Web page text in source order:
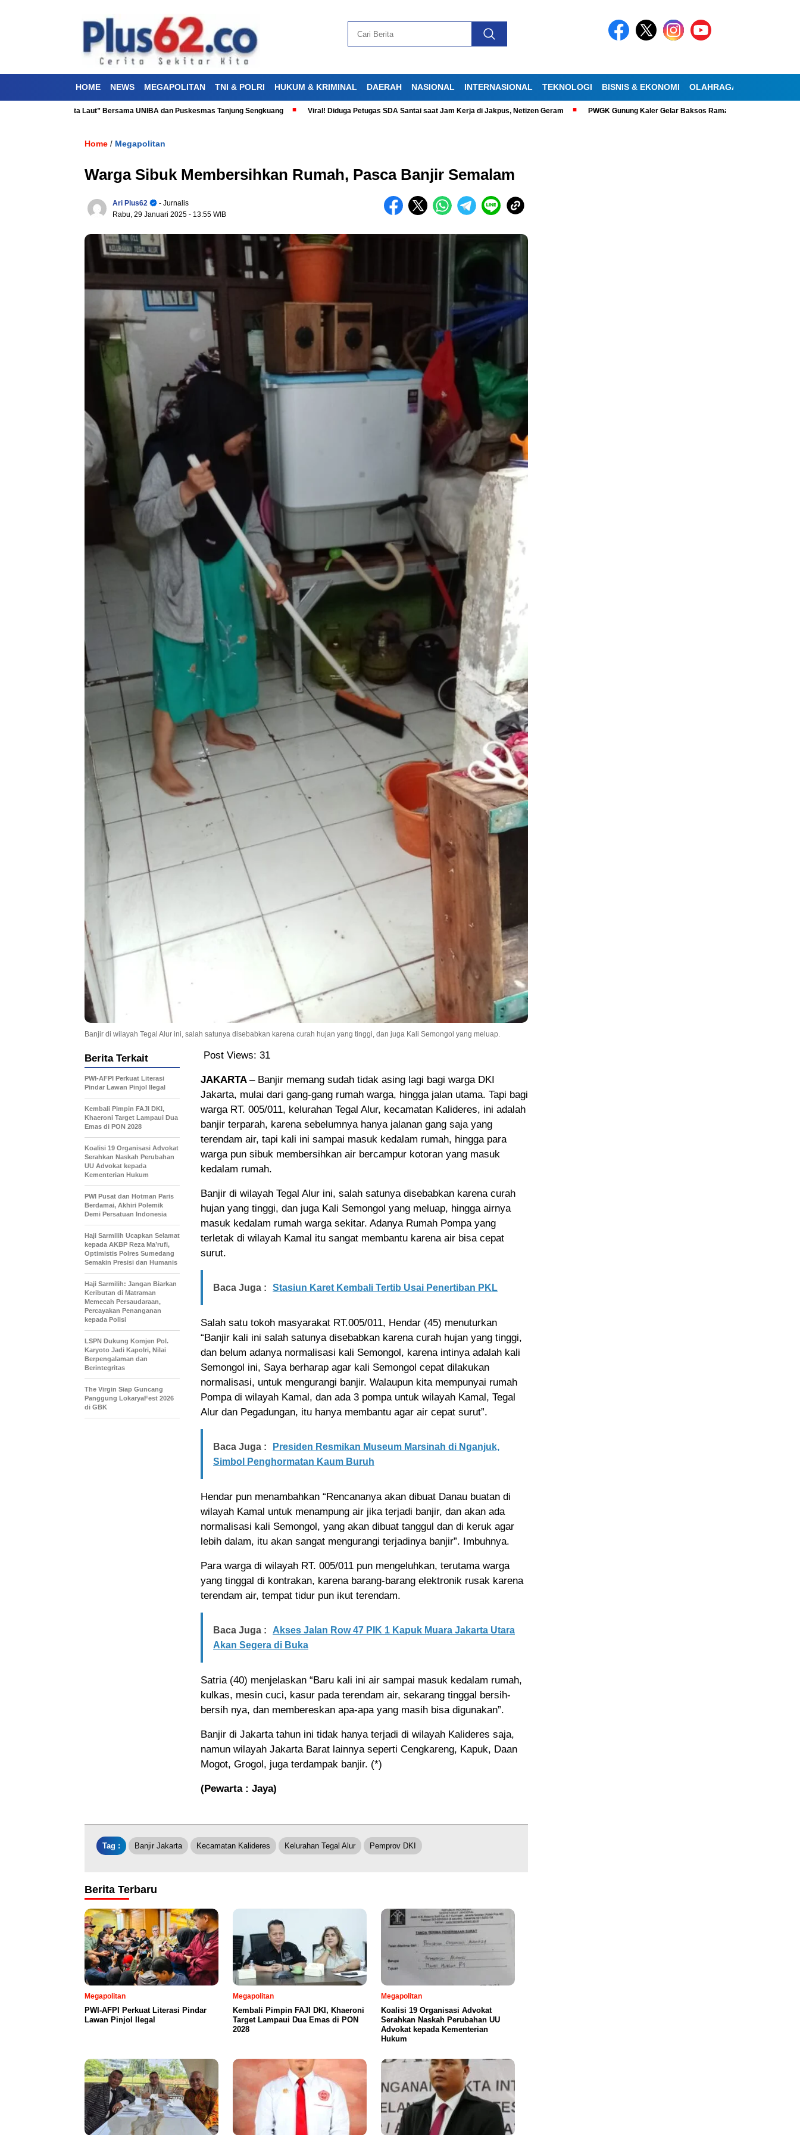
HOME NEWS MEGAPOLITAN TNI & POLRI HUKUM & KRIMINAL DAERAH NASIONAL INTERNASIONAL TEKNOLOGI BISNIS & EKONOMI OLAHRAGA
Cinta Laut” Bersama UNIBA dan Puskesmas Tanjung Sengkuang Viral! Diduga Petugas SDA Santai saat Jam Kerja di Jakpus, Netizen Geram PWGK Gunung Kaler Gelar Baksos Ramadan, Bantu Lansia Tunanetra di
Home / Megapolitan
Warga Sibuk Membersihkan Rumah, Pasca Banjir Semalam
Ari Plus62
- Jurnalis
Rabu, 29 Januari 2025 - 13:55 WIB
Banjir di wilayah Tegal Alur ini, salah satunya disebabkan karena curah hujan yang tinggi, dan juga Kali Semongol yang meluap.
Post Views: 31
JAKARTA – Banjir memang sudah tidak asing lagi bagi warga DKI
Jakarta, mulai dari gang-gang rumah warga, hingga jalan utama. Tapi bagi
warga RT. 005/011, kelurahan Tegal Alur, kecamatan Kalideres, ini adalah
banjir terparah, karena sebelumnya hanya jalanan gang saja yang
terendam air, tapi kali ini sampai masuk kedalam rumah, hingga para
warga pun sibuk membersihkan air bercampur kotoran yang masuk
kedalam rumah.
Banjir di wilayah Tegal Alur ini, salah satunya disebabkan karena curah
hujan yang tinggi, dan juga Kali Semongol yang meluap, hingga airnya
masuk kedalam rumah warga sekitar. Adanya Rumah Pompa yang
terletak di wilayah Kamal itu sangat membantu karena air bisa cepat
surut.
Baca Juga : Stasiun Karet Kembali Tertib Usai Penertiban PKL
Salah satu tokoh masyarakat RT.005/011, Hendar (45) menuturkan
“Banjir kali ini salah satunya disebabkan karena curah hujan yang tinggi,
dan belum adanya normalisasi kali Semongol, karena intinya adalah kali
Semongol ini, Saya berharap agar kali Semongol cepat dilakukan
normalisasi, untuk mengurangi banjir. Walaupun kita mempunyai rumah
Pompa di wilayah Kamal, dan ada 3 pompa untuk wilayah Kamal, Tegal
Alur dan Pegadungan, itu hanya membantu agar air cepat surut”.
Baca Juga :
Presiden Resmikan Museum Marsinah di Nganjuk,
Simbol Penghormatan Kaum Buruh
Hendar pun menambahkan “Rencananya akan dibuat Danau buatan di
wilayah Kamal untuk menampung air jika terjadi banjir, dan akan ada
normalisasi kali Semongol, yang akan dibuat tanggul dan di keruk agar
lebih dalam, itu akan sangat mengurangi terjadinya banjir”. Imbuhnya.
Para warga di wilayah RT. 005/011 pun mengeluhkan, terutama warga
yang tinggal di kontrakan, karena barang-barang elektronik rusak karena
terendam air, tempat tidur pun ikut terendam.
Baca Juga :
Akses Jalan Row 47 PIK 1 Kapuk Muara Jakarta Utara
Akan Segera di Buka
Satria (40) menjelaskan “Baru kali ini air sampai masuk kedalam rumah,
kulkas, mesin cuci, kasur pada terendam air, sekarang tinggal bersih-
bersih nya, dan membereskan apa-apa yang masih bisa digunakan”.
Banjir di Jakarta tahun ini tidak hanya terjadi di wilayah Kalideres saja,
namun wilayah Jakarta Barat lainnya seperti Cengkareng, Kapuk, Daan
Mogot, Grogol, juga terdampak banjir. (*)
(Pewarta : Jaya)
Berita Terkait
PWI-AFPI Perkuat Literasi
Pindar Lawan Pinjol Ilegal
Kembali Pimpin FAJI DKI,
Khaeroni Target Lampaui Dua
Emas di PON 2028
Koalisi 19 Organisasi Advokat
Serahkan Naskah Perubahan
UU Advokat kepada
Kementerian Hukum
PWI Pusat dan Hotman Paris
Berdamai, Akhiri Polemik
Demi Persatuan Indonesia
Haji Sarmilih Ucapkan Selamat
kepada AKBP Reza Ma’rufi,
Optimistis Polres Sumedang
Semakin Presisi dan Humanis
Haji Sarmilih: Jangan Biarkan
Keributan di Matraman
Memecah Persaudaraan,
Percayakan Penanganan
kepada Polisi
LSPN Dukung Komjen Pol.
Karyoto Jadi Kapolri, Nilai
Berpengalaman dan
Berintegritas
The Virgin Siap Guncang
Panggung LokaryaFest 2026
di GBK
Tag : Banjir Jakarta Kecamatan Kalideres Kelurahan Tegal Alur Pemprov DKI
Berita Terbaru
Megapolitan
PWI-AFPI Perkuat Literasi Pindar
Lawan Pinjol Ilegal
Megapolitan
Kembali Pimpin FAJI DKI, Khaeroni
Target Lampaui Dua Emas di PON
2028
Megapolitan
Koalisi 19 Organisasi Advokat
Serahkan Naskah Perubahan UU
Advokat kepada Kementerian
Hukum